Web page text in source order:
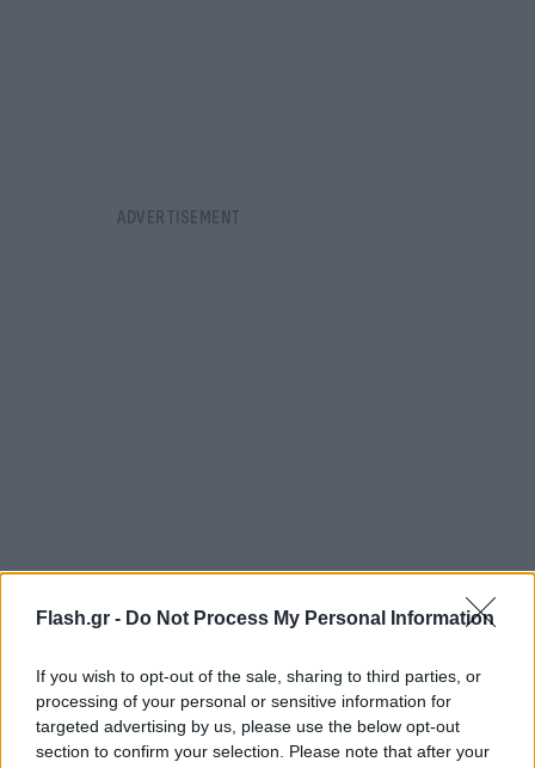
Flash.gr - Do Not Process My Personal Information
If you wish to opt-out of the sale, sharing to third parties, or
processing of your personal or sensitive information for
targeted advertising by us, please use the below opt-out
section to confirm your selection. Please note that after your
«Ξέρετε ότι όταν φτάσει το μωρό σας, οι γιατροί
μπορούν για να εξασφαλίσουν ότι θα τα καταφέρει
αυτές τις δύσκολες πρώτες ημέρες. Αλλά δεν έχετε
ιδέα πώς θα εξελιχθούν αυτά τα πράγματα, τι θα